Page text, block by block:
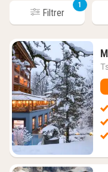
Filtrer
1